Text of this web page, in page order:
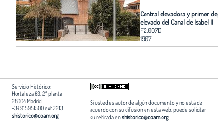
Central elevadora y primer
elevado del Canal de Isabel II
F2.007D
1907
Servicio Histórico:
Hortaleza 63, 2ª planta
28004 Madrid
+34 915951500 ext 2213
shistorico@coam.org
Si usted es autor de algún documento y no está de
acuerdo con su difusión en esta web, puede solicitar
su retirada enshistorico@coam.org